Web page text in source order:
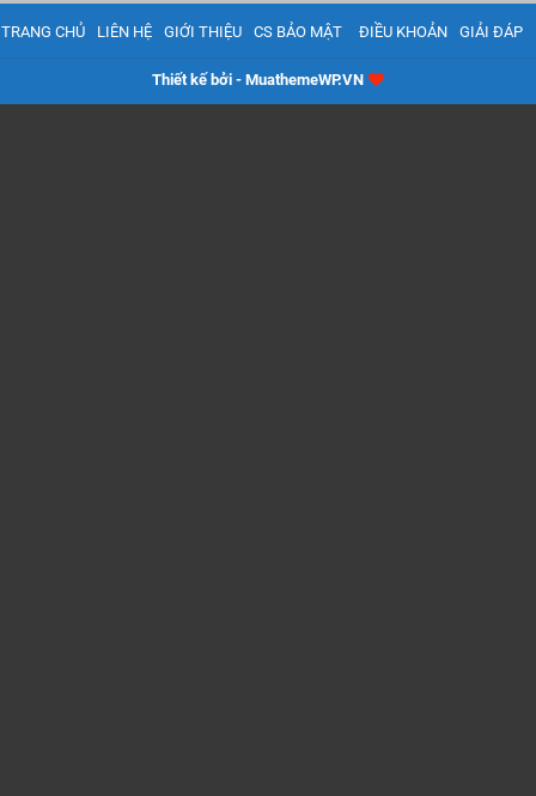
TRANG CHỦ LIÊN HỆ GIỚI THIỆU CS BẢO MẬT ĐIỀU KHOẢN GIẢI ĐÁP
Thiết kế bởi - MuathemeWP.VN